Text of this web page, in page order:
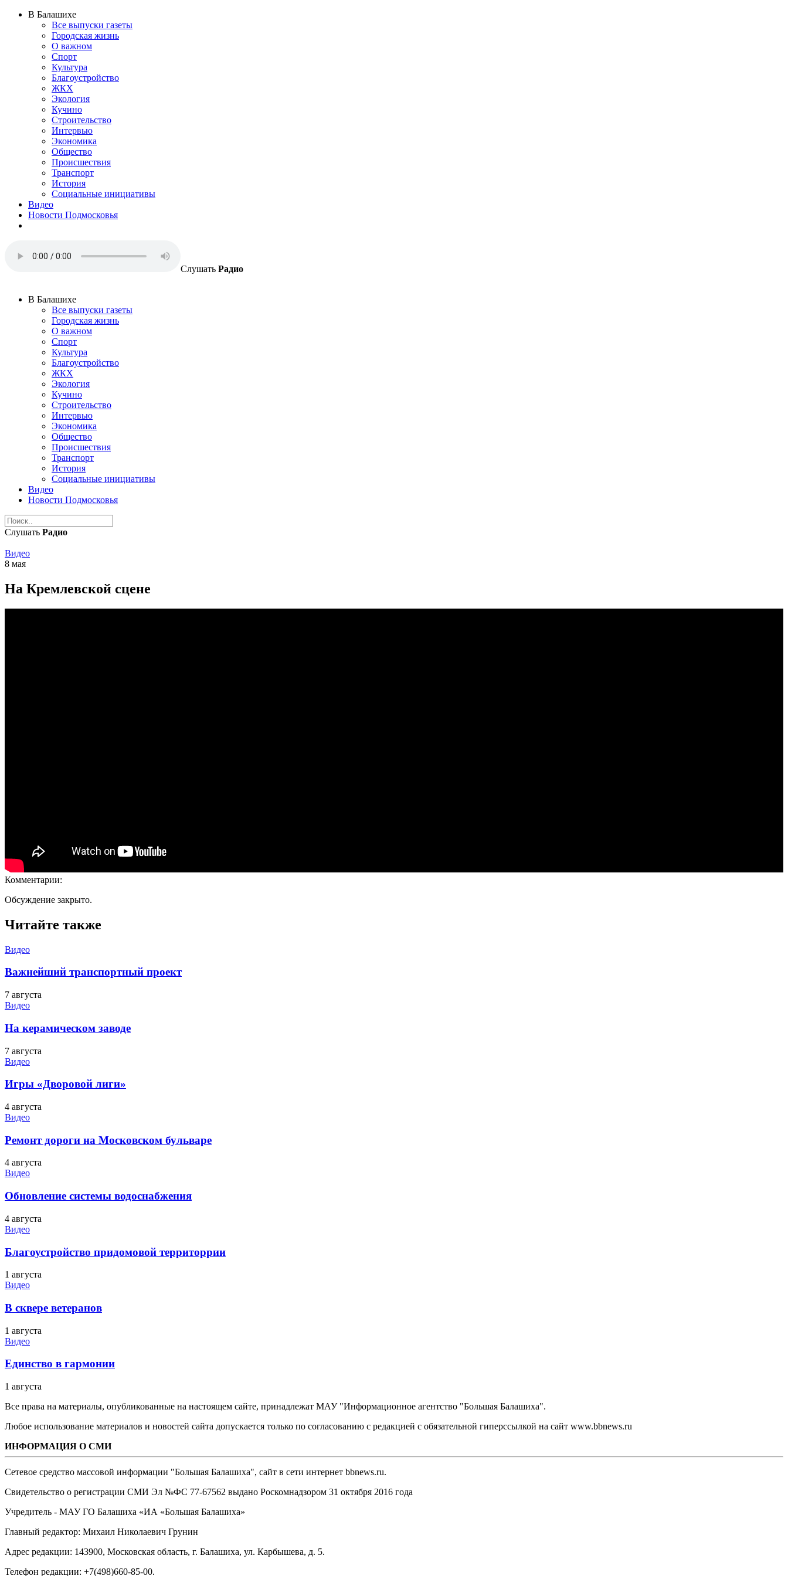
В Балашихе
Все выпуски газеты
Городская жизнь
О важном
Спорт
Культура
Благоустройство
ЖКХ
Экология
Кучино
Строительство
Интервью
Экономика
Общество
Происшествия
Транспорт
История
Социальные инициативы
Видео
Новости Подмосковья
Слушать Радио
В Балашихе
Все выпуски газеты
Городская жизнь
О важном
Спорт
Культура
Благоустройство
ЖКХ
Экология
Кучино
Строительство
Интервью
Экономика
Общество
Происшествия
Транспорт
История
Социальные инициативы
Видео
Новости Подмосковья
Слушать Радио
Видео
8 мая
На Кремлевской сцене
Комментарии:
Обсуждение закрыто.
Читайте также
Видео
Важнейший транспортный проект
7 августа
Видео
На керамическом заводе
7 августа
Видео
Игры «Дворовой лиги»
4 августа
Видео
Ремонт дороги на Московском бульваре
4 августа
Видео
Обновление системы водоснабжения
4 августа
Видео
Благоустройство придомовой территоррии
1 августа
Видео
В сквере ветеранов
1 августа
Видео
Единство в гармонии
1 августа
Все права на материалы, опубликованные на настоящем сайте, принадлежат МАУ "Информационное агентство "Большая Балашиха".
Любое использование материалов и новостей сайта допускается только по согласованию с редакцией с обязательной гиперссылкой на сайт www.bbnews.ru
ИНФОРМАЦИЯ О СМИ
Сетевое средство массовой информации "Большая Балашиха", сайт в сети интернет bbnews.ru.
Свидетельство о регистрации СМИ Эл №ФС ‎77-67562 выдано Роскомнадзором 31 октября 2016 года
Учредитель - МАУ ГО Балашиха «ИА «Большая Балашиха»
Главный редактор: Михаил Николаевич Грунин
Адрес редакции: 143900, Московская область, г. Балашиха, ул. Карбышева, д. 5.
Телефон редакции: +7(498)660-85-00.